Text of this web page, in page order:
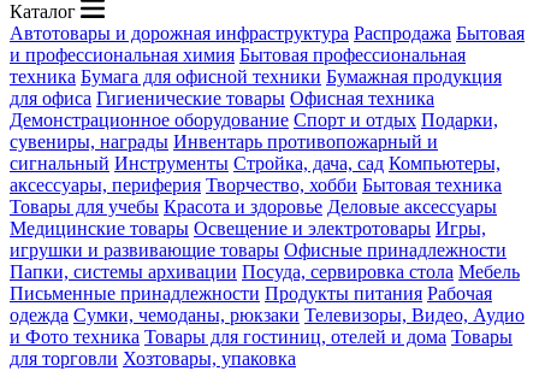
Каталог
Автотовары и дорожная инфраструктура Распродажа Бытовая
и профессиональная химия Бытовая профессиональная
техника Бумага для офисной техники Бумажная продукция
для офиса Гигиенические товары Офисная техника
Демонстрационное оборудование Спорт и отдых Подарки,
сувениры, награды Инвентарь противопожарный и
сигнальный Инструменты Стройка, дача, сад Компьютеры,
аксессуары, периферия Творчество, хобби Бытовая техника
Товары для учебы Красота и здоровье Деловые аксессуары
Медицинские товары Освещение и электротовары Игры,
игрушки и развивающие товары Офисные принадлежности
Папки, системы архивации Посуда, сервировка стола Мебель
Письменные принадлежности Продукты питания Рабочая
одежда Сумки, чемоданы, рюкзаки Телевизоры, Видео, Аудио
и Фото техника Товары для гостиниц, отелей и дома Товары
для торговли Хозтовары, упаковка